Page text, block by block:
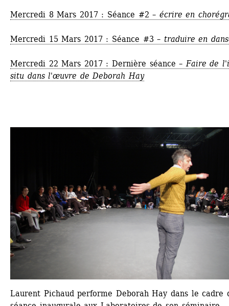
Mercredi 8 Mars 2017 : Séance #2 – écrire en
Mercredi 15 Mars 2017 : Séance #3 – traduire en
Mercredi 22 Mars 2017 : Dernière séance – Faire de
situ dans l'œuvre de Deborah Hay
Laurent Pichaud performe Deborah Hay dans le cadre